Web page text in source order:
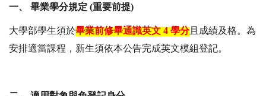
場地借用
全校英外語課程
一、 畢業學分規定 (重要前提)
大學部學生須於畢業前修畢通識英文 4 學分且成績及格。為
安排適當課程，新生須依本公告完成英文模組登記。